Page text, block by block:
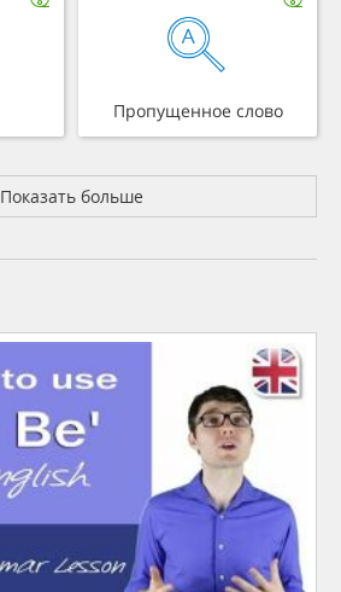
Пропущенное слово
Показать больше